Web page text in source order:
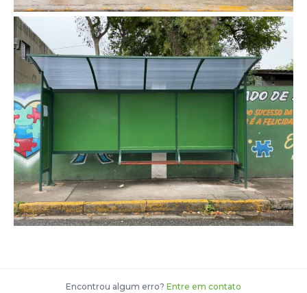
Encontrou algum erro? Entre em contato